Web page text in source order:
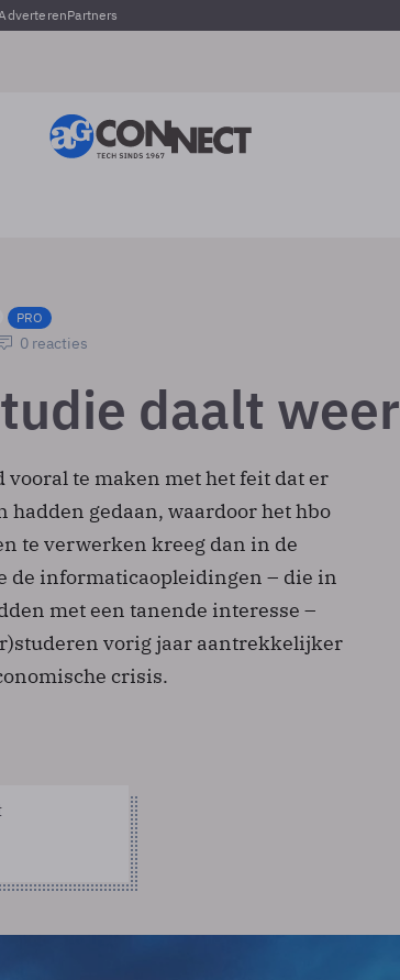
Partners
PRO
0 reacties
daalt weer
te maken met het feit dat er
gedaan, waardoor het hbo
te verwerken kreeg dan in de
de informaticaopleidingen – die in
met een tanende interesse –
vorig jaar aantrekkelijker
crisis.